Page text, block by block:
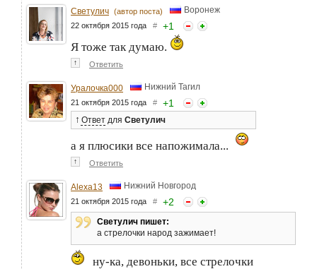
Светулич (автор поста) Воронеж
22 октября 2015 года # +1
Я тоже так думаю.
↑ Ответить
Уралочка000 Нижний Тагил
21 октября 2015 года # +1
↑ Ответ для Светулич
а я плюсики все напожимала...
↑ Ответить
Alexa13 Нижний Новгород
21 октября 2015 года # +2
Светулич пишет:
а стрелочки народ зажимает!
ну-ка, девоньки, все стрелочки